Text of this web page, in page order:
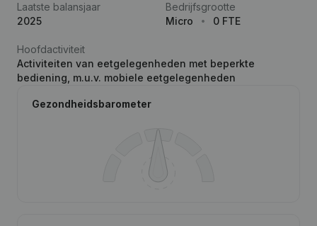
Laatste balansjaar
2025
Bedrijfsgrootte
Micro
0 FTE
Hoofdactiviteit
Activiteiten van eetgelegenheden met beperkte
bediening, m.u.v. mobiele eetgelegenheden
Gezondheidsbarometer